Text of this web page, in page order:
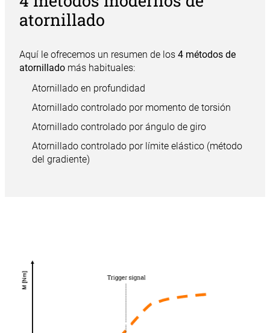
atornillado
Aquí le ofrecemos un resumen de los 4 métodos de
atornilladomás habituales:
Atornillado en profundidad
Atornillado controlado por momento de torsión
Atornillado controlado por ángulo de giro
Atornillado controlado por límite elástico (método
del gradiente)